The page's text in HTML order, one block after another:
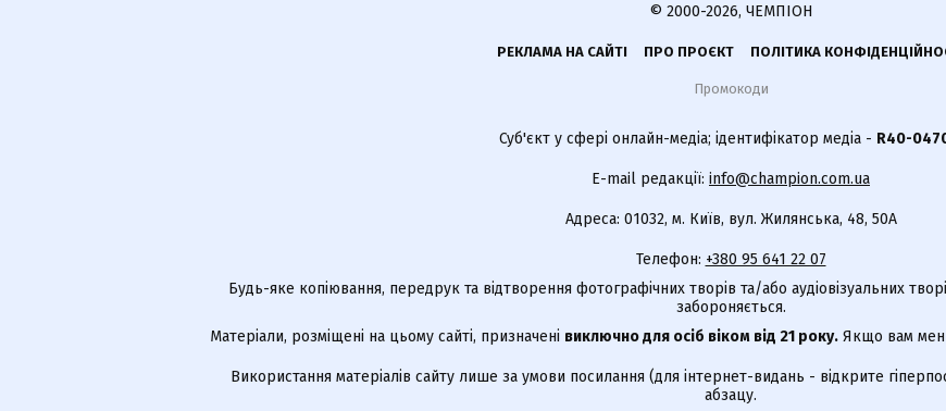
© 2000-2026, ЧЕМПІОН
РЕКЛАМА НА САЙТІ ПРО ПРОЄКТ ПОЛІТИКА
Промокоди
Суб'єкт у сфері онлайн-медіа; ідентифікатор медіа - R40-
E-mail редакції: info@champion.com.ua
Адреса: 01032, м. Київ, вул. Жилянська, 48, 50А
Телефон: +380 95 641 22 07
Будь-яке копіювання, передрук та відтворення фотографічних творів та/або аудіовізуальних
забороняється.
Матеріали, розміщені на цьому сайті, призначені виключно для осіб віком від 21 року. Якщо вам
Використання матеріалів сайту лише за умови посилання (для інтернет-видань - відкрите
абзацу.